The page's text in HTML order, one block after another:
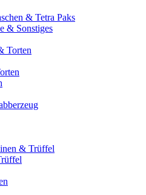
& Tetra Paks
& Sonstiges
Torten
& Trüffel